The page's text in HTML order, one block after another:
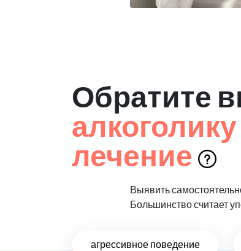
Обратите
лечение
Выявить
Большинство считает
агрессивное поведение